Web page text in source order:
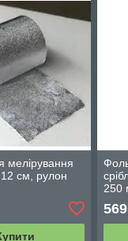
мелірування
12 см, рулон
250
569